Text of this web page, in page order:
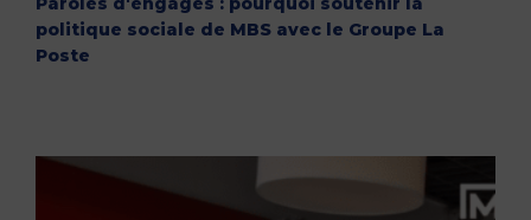
politique sociale de MBS avec le Groupe La
Poste